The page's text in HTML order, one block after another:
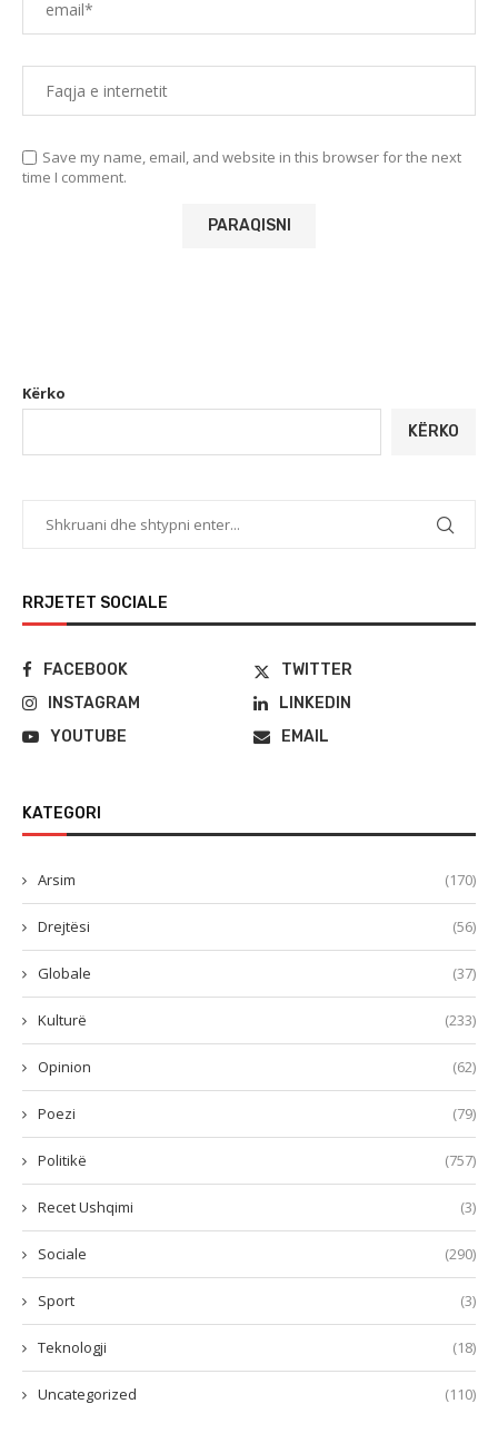
Save my name, email, and website in this browser for the next
time I comment.
Kërko
KËRKO
RRJETET SOCIALE
FACEBOOK
TWITTER
INSTAGRAM
LINKEDIN
YOUTUBE
EMAIL
KATEGORI
Arsim (170)
Drejtësi (56)
Globale (37)
Kulturë (233)
Opinion (62)
Poezi (79)
Politikë (757)
Recet Ushqimi (3)
Sociale (290)
Sport (3)
Teknologji (18)
Uncategorized (110)